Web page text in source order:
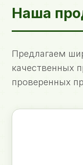
Наша
Предлагаем
качественных
проверенных